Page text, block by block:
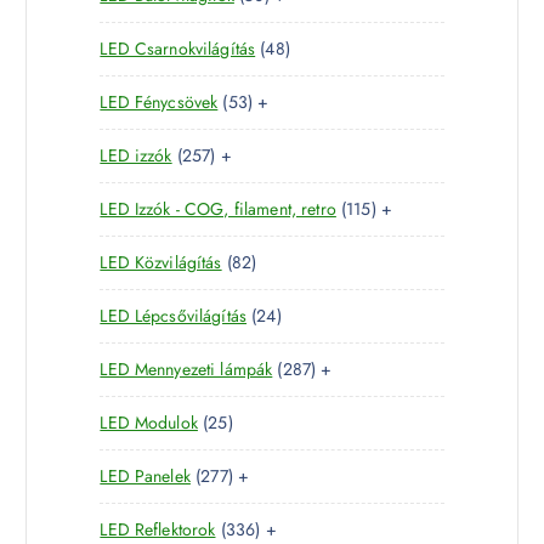
é
k
r
é
e
r
m
k
0
t
e
r
m
k
LED Csarnokvilágítás 484
8
e
m
é
k
LED Fénycsövek 535
3
e
r
m
é
k
+
LED izzók 2572
5
7
t
e
r
m
é
k
+
LED Izzók - COG, filament, retro 1151
1
t
r
é
+
LED Közvilágítás 828
2
t
e
r
m
k
LED Lépcsővilágítás 242
4
t
e
m
k
LED Mennyezeti lámpák 2872
8
t
r
+
LED Modulok 252
5
t
e
r
LED Panelek 2772
7
7
+
LED Reflektorok 3363 +